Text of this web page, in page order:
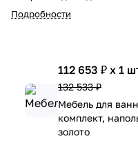
Подробности
112 653 ₽ x 1
132 533 ₽
Мебель для
комплект,
золото